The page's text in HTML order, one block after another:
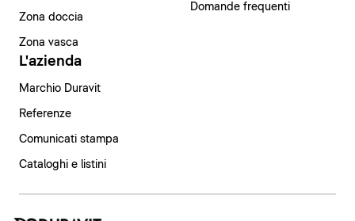
Zona doccia
Zona vasca
Domande frequenti
L'azienda
Marchio Duravit
Referenze
Comunicati stampa
Cataloghi e listini